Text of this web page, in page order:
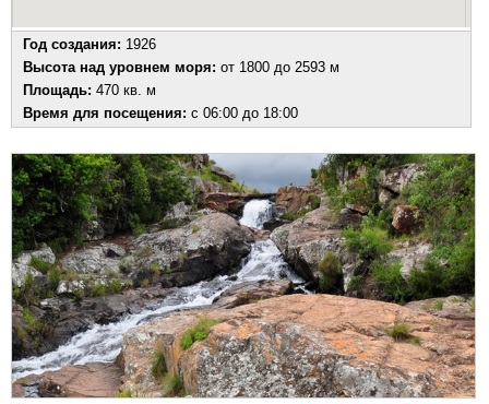
Год создания: 1926
Высота над уровнем моря: от 1800 до 2593 м
Площадь: 470 кв. м
Время для посещения: с 06:00 до 18:00